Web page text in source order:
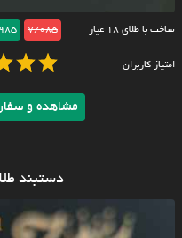
ساخت با طلای ۱۸ عیار 7/085
امتیاز کاربران
مشاهده و
دستبند